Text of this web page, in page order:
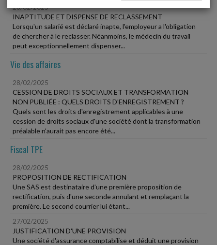
28/02/2025
INAPTITUDE ET DISPENSE DE RECLASSEMENT
Lorsqu'un salarié est déclaré inapte, l'employeur a l'obligation
de chercher à le reclasser. Néanmoins, le médecin du travail
peut exceptionnellement dispenser...
Vie des affaires
28/02/2025
CESSION DE DROITS SOCIAUX ET TRANSFORMATION
NON PUBLIÉE : QUELS DROITS D'ENREGISTREMENT ?
Quels sont les droits d'enregistrement applicables à une
cession de droits sociaux d'une société dont la transformation
préalable n'aurait pas encore été...
Fiscal TPE
28/02/2025
PROPOSITION DE RECTIFICATION
Une SAS est destinataire d'une première proposition de
rectification, puis d'une seconde annulant et remplaçant la
première. Le second courrier lui étant...
27/02/2025
JUSTIFICATION D'UNE PROVISION
Une société d'assurance comptabilise et déduit une provision